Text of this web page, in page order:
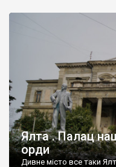
Ялта . Палац
орди
Дивне місто все таки